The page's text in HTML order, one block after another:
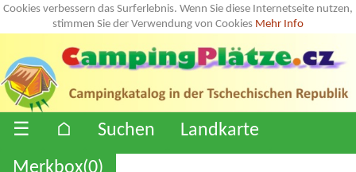
Cookies verbessern das Surferlebnis. Wenn Sie diese Internetseite nutzen,
stimmen Sie der Verwendung von Cookies Mehr Info
☰ ⌂ Suchen
Landkarte
Merkbox(0)